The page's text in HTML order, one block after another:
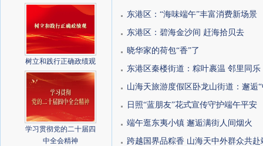
树立和践行正确政绩观
学习贯彻党的二十届四
中全会精神
东港区：“海味端午”丰富消费新场景
东港区：碧海金沙间 赶海拾贝去
晓华家的荷包“香”了
东港区秦楼街道：粽叶裹温 邻里同乐
山海天旅游度假区卧龙山街道：邂逅
日照“蓝朋友”花式宣传守护端午平安
端午逛东夷小镇 邂逅满街人间烟火
跨越国界品粽香 山海天中外群众共